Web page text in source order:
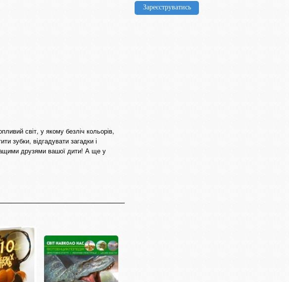
світ, у якому безліч кольорів,
зубки, відгадувати загадки і
друзями вашої дити! А ще у
Зареєструватись